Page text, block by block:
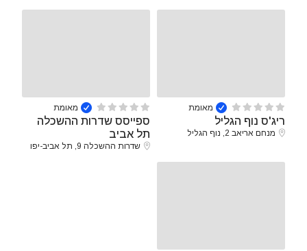
מאומת
ריג'ס נוף הגליל
מנחם אריאב 2, נוף הגליל
מאומת
ספייסס שדרות ההשכלה
תל אביב
שדרות ההשכלה 9, תל אביב-יפו